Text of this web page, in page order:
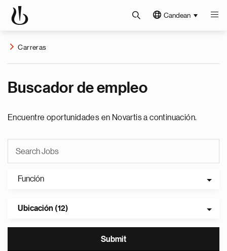
Candean
Carreras
Buscador de empleo
Encuentre oportunidades en Novartis a continuación.
Función
Ubicación (12)